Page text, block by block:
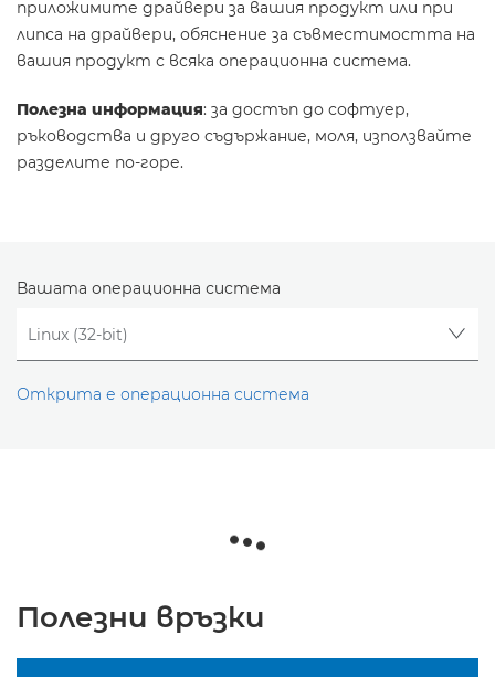
приложимите драйвери за вашия продукт или при
липса на драйвери, обяснение за съвместимостта на
вашия продукт с всяка операционна система.
Полезна информация: за достъп до софтуер,
ръководства и друго съдържание, моля, използвайте
разделите по-горе.
Вашата операционна система
Открита е операционна система
Полезни връзки